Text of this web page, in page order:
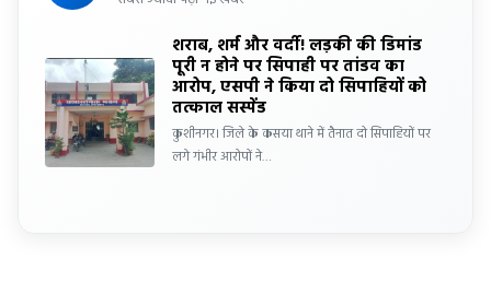
शराब, शर्म और वर्दी! लड़की की डिमांड
पूरी न होने पर सिपाही पर तांडव का
आरोप, एसपी ने किया दो सिपाहियों को
तत्काल सस्पेंड
कुशीनगर। जिले के कसया थाने में तैनात दो सिपाहियों पर
लगे गंभीर आरोपों ने…